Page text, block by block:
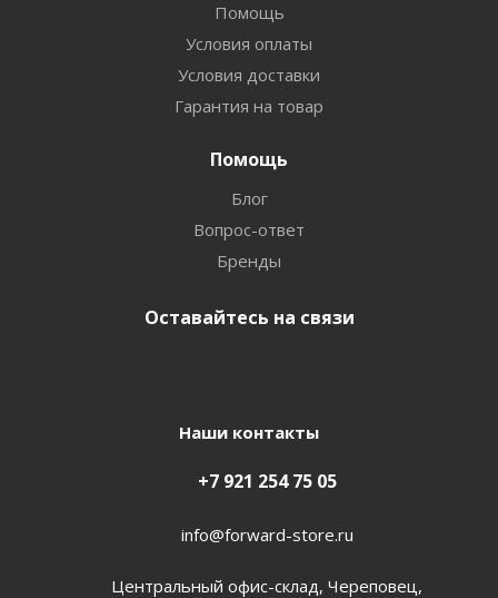
Помощь
Условия оплаты
Условия доставки
Гарантия на товар
Помощь
Блог
Вопрос-ответ
Бренды
Оставайтесь на связи
Наши контакты
+7 921 254 75 05
info@forward-store.ru
Центральный офис-склад, Череповец,